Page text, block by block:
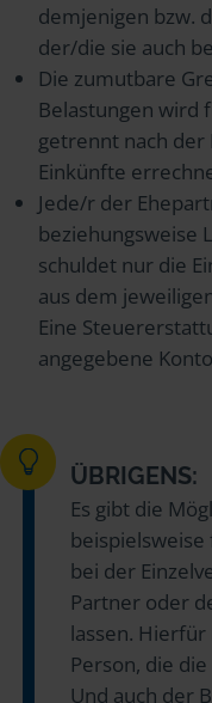
demjenigen bzw.
der/die sie auch
Die zumutbare
Belastungen wird
getrennt nach
Einkünfte
Jede/r der
beziehungsweise
schuldet nur die
aus dem
Eine
angegebene
ÜBRIGENS:
Es gibt die
beispielsweise
bei der
Partner oder
lassen.
Person, die
Und auch der